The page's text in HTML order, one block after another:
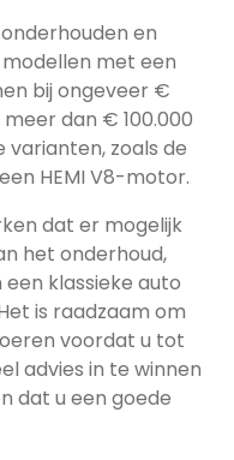
en
met een
bij ongeveer €
dan € 100.000
varianten, zoals de
HEMI V8-motor.
dat er mogelijk
het onderhoud,
klassieke auto
is raadzaam om
voordat u tot
advies in te winnen
dat u een goede